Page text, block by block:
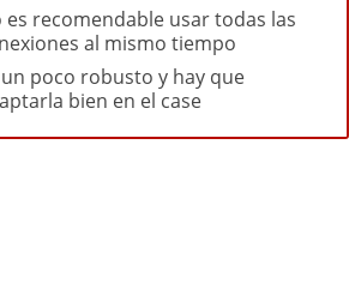
es recomendable usar todas las
al mismo tiempo
un poco robusto y hay que
bien en el case